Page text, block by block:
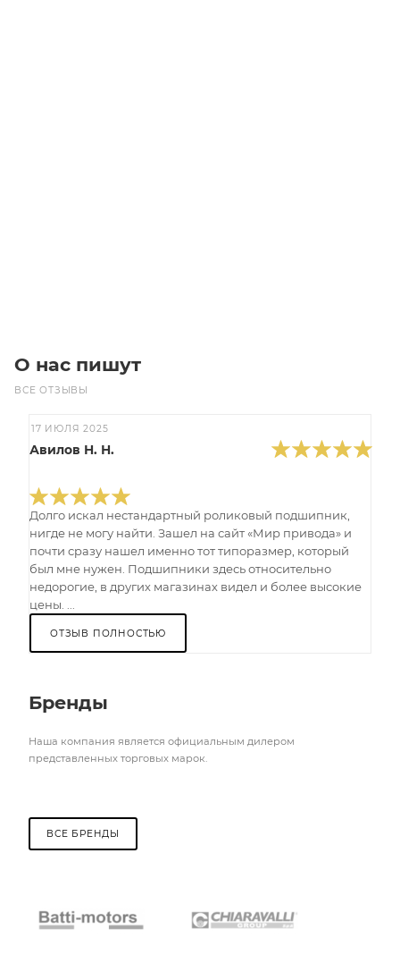
О нас пишут
ВСЕ ОТЗЫВЫ
17 ИЮЛЯ 2025
Авилов Н. Н.
Долго искал нестандартный роликовый подшипник,
нигде не могу найти. Зашел на сайт «Мир привода» и
почти сразу нашел именно тот типоразмер, который
был мне нужен. Подшипники здесь относительно
недорогие, в других магазинах видел и более высокие
цены. ...
ОТЗЫВ ПОЛНОСТЬЮ
Бренды
Наша компания является официальным дилером
представленных торговых марок.
ВСЕ БРЕНДЫ